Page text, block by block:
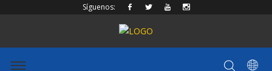
Síguenos: